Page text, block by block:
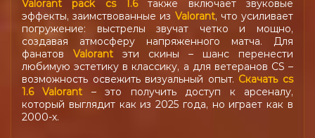
Valorant pack cs 1.6также включает звуковые
эффекты, заимствованные из Valorant, что усиливает
погружение: выстрелы звучат четко и мощно,
создавая атмосферу напряженного матча. Для
фанатов Valorant эти скины – шанс перенести
любимую эстетику в классику, а для ветеранов CS –
возможность освежить визуальный опыт. Скачать cs
1.6 Valorant – это получить доступ к арсеналу,
который выглядит как из 2025 года, но играет как в
2000-х.